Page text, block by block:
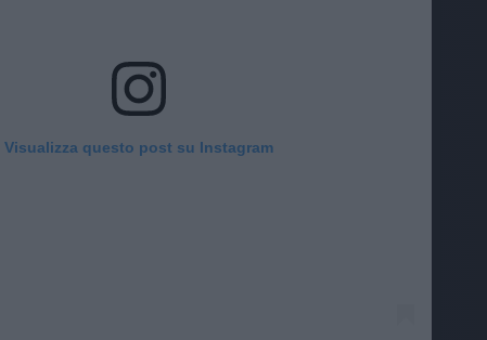
Visualizza questo post su Instagram